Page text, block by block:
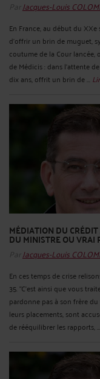
Par Jacques-Louis
En France, au début du
d'offrir un brin de muguet,
coutume de la Cour lancée,
de Médicis : dans l'attente
dix ans, offrit un brin de ...
MÉDIATION DU
DU MINISTRE OU VRAI
Par Jacques-Louis
En ces temps de crise
35. "C'est ainsi que vous
pardonne pas à son frère
leurs placements, sont
de rééquilibrer les rapports, ...